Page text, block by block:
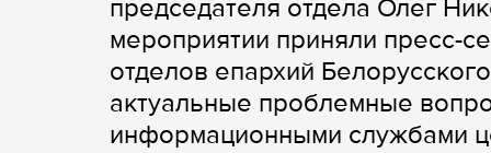
председателя отдела Олег
мероприятии приняли пресс-
отделов епархий
актуальные проблемные
информационными службами